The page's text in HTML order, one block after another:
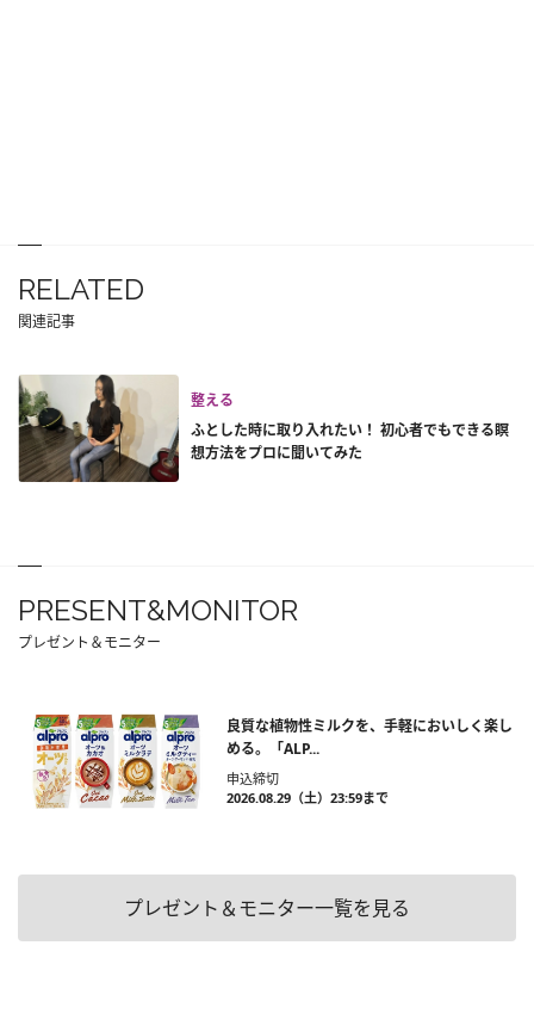
RELATED
関連記事
整える
ふとした時に取り入れたい！ 初心者でもできる瞑
想方法をプロに聞いてみた
PRESENT&MONITOR
プレゼント＆モニター
良質な植物性ミルクを、手軽においしく楽し
める。「ALP...
申込締切
2026.08.29（土）23:59まで
プレゼント＆モニター一覧を見る